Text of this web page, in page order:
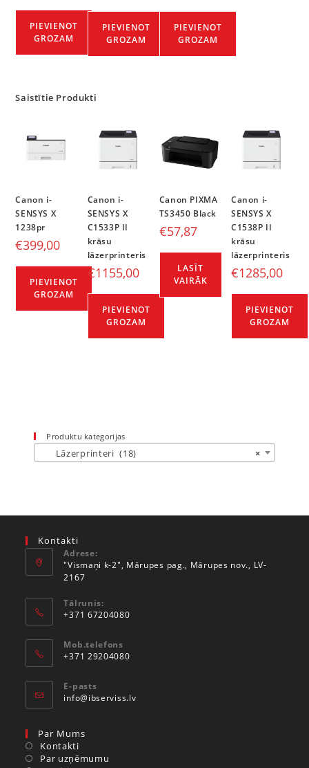
PIEVIENOT
GROZAM
PIEVIENOT
GROZAM
PIEVIENOT
GROZAM
Saistītie Produkti
Canon i-
SENSYS X
1238pr
€399,00
PIEVIENOT
GROZAM
Canon i-
SENSYS X
C1533P II
krāsu
lāzerprinteris
€1155,00
PIEVIENOT
GROZAM
Canon PIXMA
TS3450 Black
€57,87
LASĪT
VAIRĀK
Canon i-
SENSYS X
C1538P II
krāsu
lāzerprinteris
€1285,00
PIEVIENOT
GROZAM
Produktu kategorijas
×
Lāzerprinteri (18)
Kontakti
Adrese:
"Vismaņi k-2", Mārupes pag., Mārupes nov., LV-
2167
Tālrunis:
+371 67204080
Mob.telefons
+371 29204080
E-pasts
info@ibserviss.lv
Par Mums
Kontakti
Par uzņēmumu